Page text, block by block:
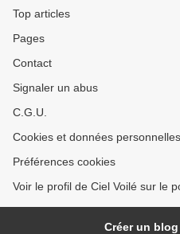
Top articles
Pages
Contact
Signaler un abus
C.G.U.
Cookies et données personnelles
Préférences cookies
Voir le profil de Ciel Voilé sur le
Créer un